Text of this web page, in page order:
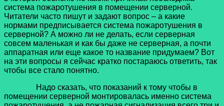
система пожаротушения в помещении серверной.
Читатели часто пишут и задают вопрос – а какие
нормами предписывается система пожаротушения в
серверной? А можно ли не делать, если серверная
совсем маленькая и как бы даже не серверная, а почти
аппаратная или еще какое то название придумаем? Вот
на эти вопросы я сейчас кратко постараюсь ответить, так
чтобы все стало понятно.
Надо сказать, что показаний к тому чтобы в
помещении серверной монтировалась именно система